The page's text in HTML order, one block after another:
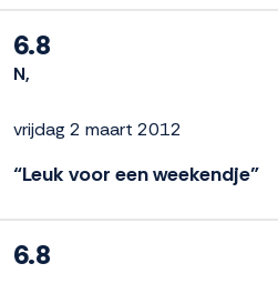
6.8
N,
vrijdag 2 maart 2012
“Leuk voor een weekendje”
6.8